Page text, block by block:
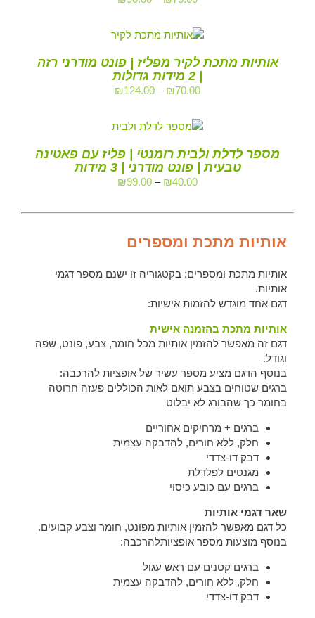
אותיות מתכת לקיר מפליז | פונט מודרני רזה
₪70.00
–
₪124.00
מספר לדלת ולבית רומנטי | פליז עם פאטינה
טבעית | פונט מודרני | 3 מידות
₪40.00
–
₪99.00
אותיות מתכת ומספרים
אותיות מתכת ומספרים: בקטגוריה זו ישנם מספר דגמי
אותיות.
דגם אחד מוגדש להזמות אישיות:
אותיות מתכת בהזמנה אישית
דגם זה מאפשר להזמין אותיות מכל חומר, צבע, פונט, שפה
וגודל.
בנוסף הדגם מציע מספר עשיר של אופציות להרכבה:
ברגים שטוחים בצבע תואם לאות הכוללים פעזה חרוטה
בחומר כך שהבורג לא יבלוט
ברגים + מרחיקים אחוריים
חלק, ללא חורים, להדבקה עצמית
דבק דו-צדדי
מגנטים לפלדלת
ברגים עם כובע כיסוי
שאר דגמי אותיות
כל דגם מאפשר להזמין אותיות מפונט, חומר וצבע קבועים.
בנוסף מוצעות מספר אופציותלהרכבה:
ברגים קטנים עם ראש עגול
חלק, ללא חורים, להדבקה עצמית
דבק דו-צדדי